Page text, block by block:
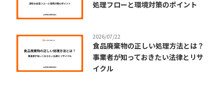
処理フローと環境対策のポイント
2026/07/22
食品廃棄物の正しい処理方法とは？
事業者が知っておきたい法律とリサ
イクル